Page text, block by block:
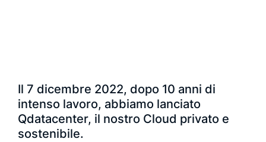
Il 7 dicembre 2022, dopo 10 anni di
intenso lavoro, abbiamo lanciato
Qdatacenter, il nostro Cloud privato e
sostenibile.